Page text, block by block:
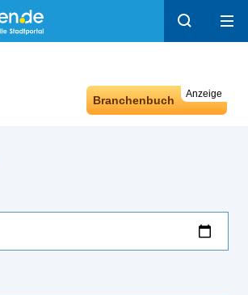
Suchen
Anzeige
Branchenbuch